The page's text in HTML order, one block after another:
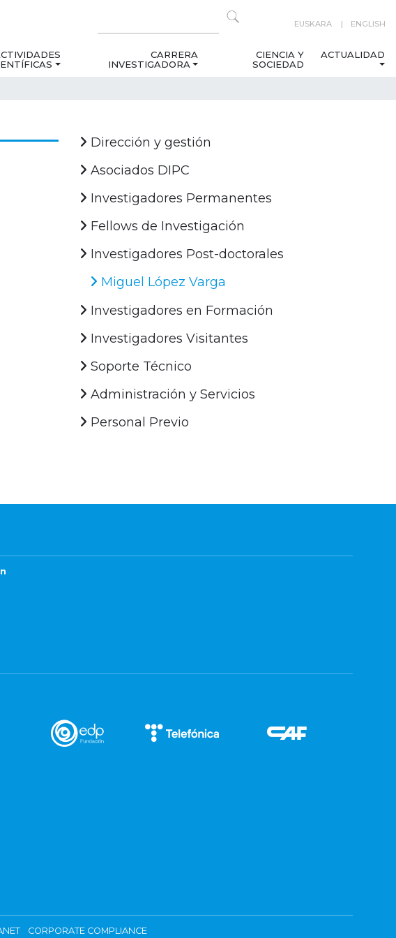
EUSKARA ENGLISH
CARRERA
INVESTIGADORA
CIENCIA Y
SOCIEDAD
ACTUALIDAD
Dirección y gestión
Asociados DIPC
Investigadores Permanentes
Fellows de Investigación
Investigadores Post-doctorales
Miguel López Varga
Investigadores en Formación
Investigadores Visitantes
Soporte Técnico
Administración y Servicios
Personal Previo
CORPORATE COMPLIANCE